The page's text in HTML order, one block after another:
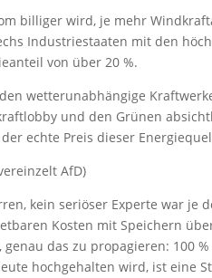
billiger wird, je mehr
Industriestaaten mit den
von über 20 %.
wetterunabhängige
und den Grünen
echte Preis dieser
AfD)
kein seriöser Experte war je
Kosten mit Speichern
das zu propagieren: 100
hochgehalten wird, ist eine